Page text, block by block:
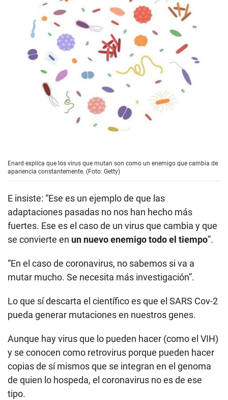
Enard explica que los virus que mutan son como un enemigo que cambia de
apariencia constantemente. (Foto: Getty)
E insiste: “Ese es un ejemplo de que las
adaptaciones pasadas no nos han hecho más
fuertes. Ese es el caso de un virus que cambia y que
se convierte en un nuevo enemigo todo el tiempo”.
“En el caso de coronavirus, no sabemos si va a
mutar mucho. Se necesita más investigación”.
Lo que sí descarta el científico es que el SARS Cov-2
pueda generar mutaciones en nuestros genes.
Aunque hay virus que lo pueden hacer (como el VIH)
y se conocen como retrovirus porque pueden hacer
copias de sí mismos que se integran en el genoma
de quien lo hospeda, el coronavirus no es de ese
tipo.